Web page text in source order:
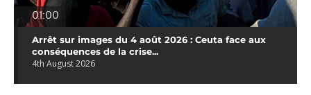
01:00
Arrêt sur images du 4 août 2026 : Ceuta face aux
conséquences de la crise...
4th August 2026